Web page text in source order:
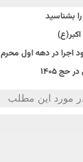
را بشناسید
اجرا در دهه اول محرم
در مورد این مطلب